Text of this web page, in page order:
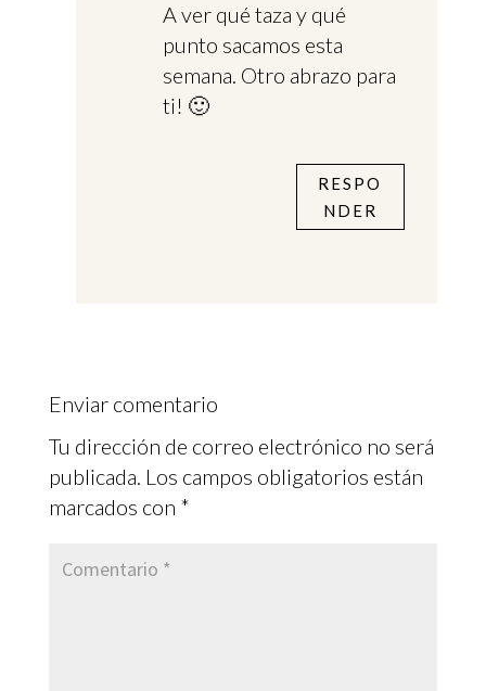
A ver qué taza y qué
punto sacamos esta
semana. Otro abrazo para
ti! 🙂
RESPO
NDER
Enviar comentario
Tu dirección de correo electrónico no será
publicada. Los campos obligatorios están
marcados con *